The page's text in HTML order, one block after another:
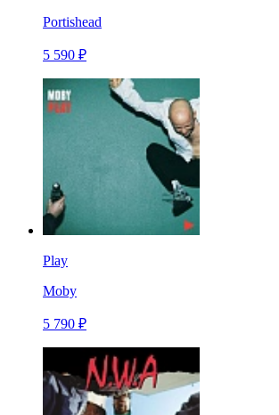
Portishead
5 590 ₽
Play
Moby
5 790 ₽